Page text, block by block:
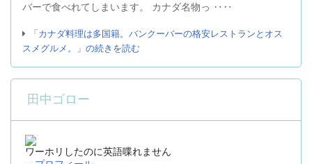
バーで食べれてしまいます。 カナダ名物っ ‥‥
「カナダ料理は多国籍。バンクーバーの格安レストランとオス
スメグルメ。」の続きを読む
田中ゴロー
ワーホリしたのに英語喋れません